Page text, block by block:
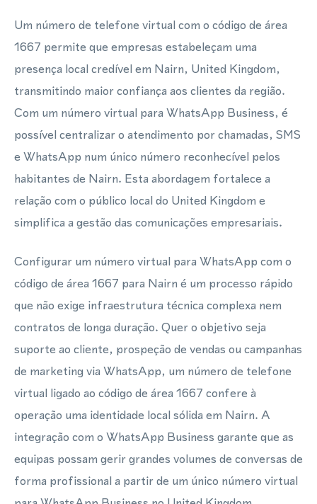
Um número de telefone virtual com o código de área
1667 permite que empresas estabeleçam uma
presença local credível em Nairn, United Kingdom,
transmitindo maior confiança aos clientes da região.
Com um número virtual para WhatsApp Business, é
possível centralizar o atendimento por chamadas, SMS
e WhatsApp num único número reconhecível pelos
habitantes de Nairn. Esta abordagem fortalece a
relação com o público local do United Kingdom e
simplifica a gestão das comunicações empresariais.
Configurar um número virtual para WhatsApp com o
código de área 1667 para Nairn é um processo rápido
que não exige infraestrutura técnica complexa nem
contratos de longa duração. Quer o objetivo seja
suporte ao cliente, prospeção de vendas ou campanhas
de marketing via WhatsApp, um número de telefone
virtual ligado ao código de área 1667 confere à
operação uma identidade local sólida em Nairn. A
integração com o WhatsApp Business garante que as
equipas possam gerir grandes volumes de conversas de
forma profissional a partir de um único número virtual